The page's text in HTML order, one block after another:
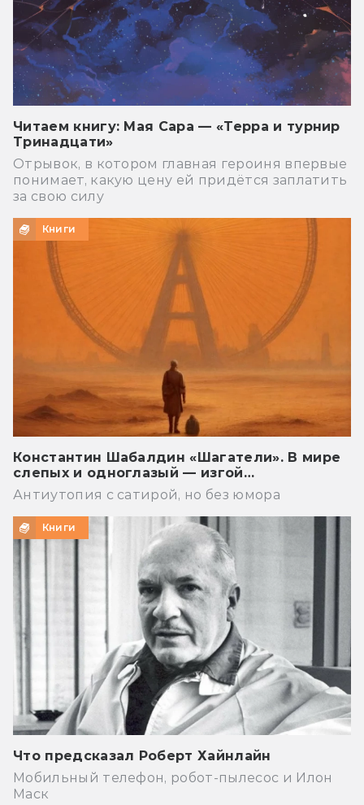
Читаем книгу: Мая Сара — «Терра и турнир
Тринадцати»
Отрывок, в котором главная героиня впервые
понимает, какую цену ей придётся заплатить
за свою силу
Книги
Константин Шабалдин «Шагатели». В мире
слепых и одноглазый — изгой…
Антиутопия с сатирой, но без юмора
Книги
Что предсказал Роберт Хайнлайн
Мобильный телефон, робот-пылесос и Илон
Маск